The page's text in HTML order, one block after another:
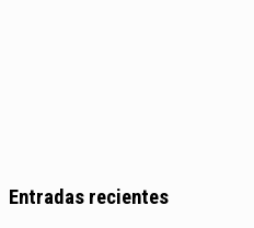
Entradas recientes